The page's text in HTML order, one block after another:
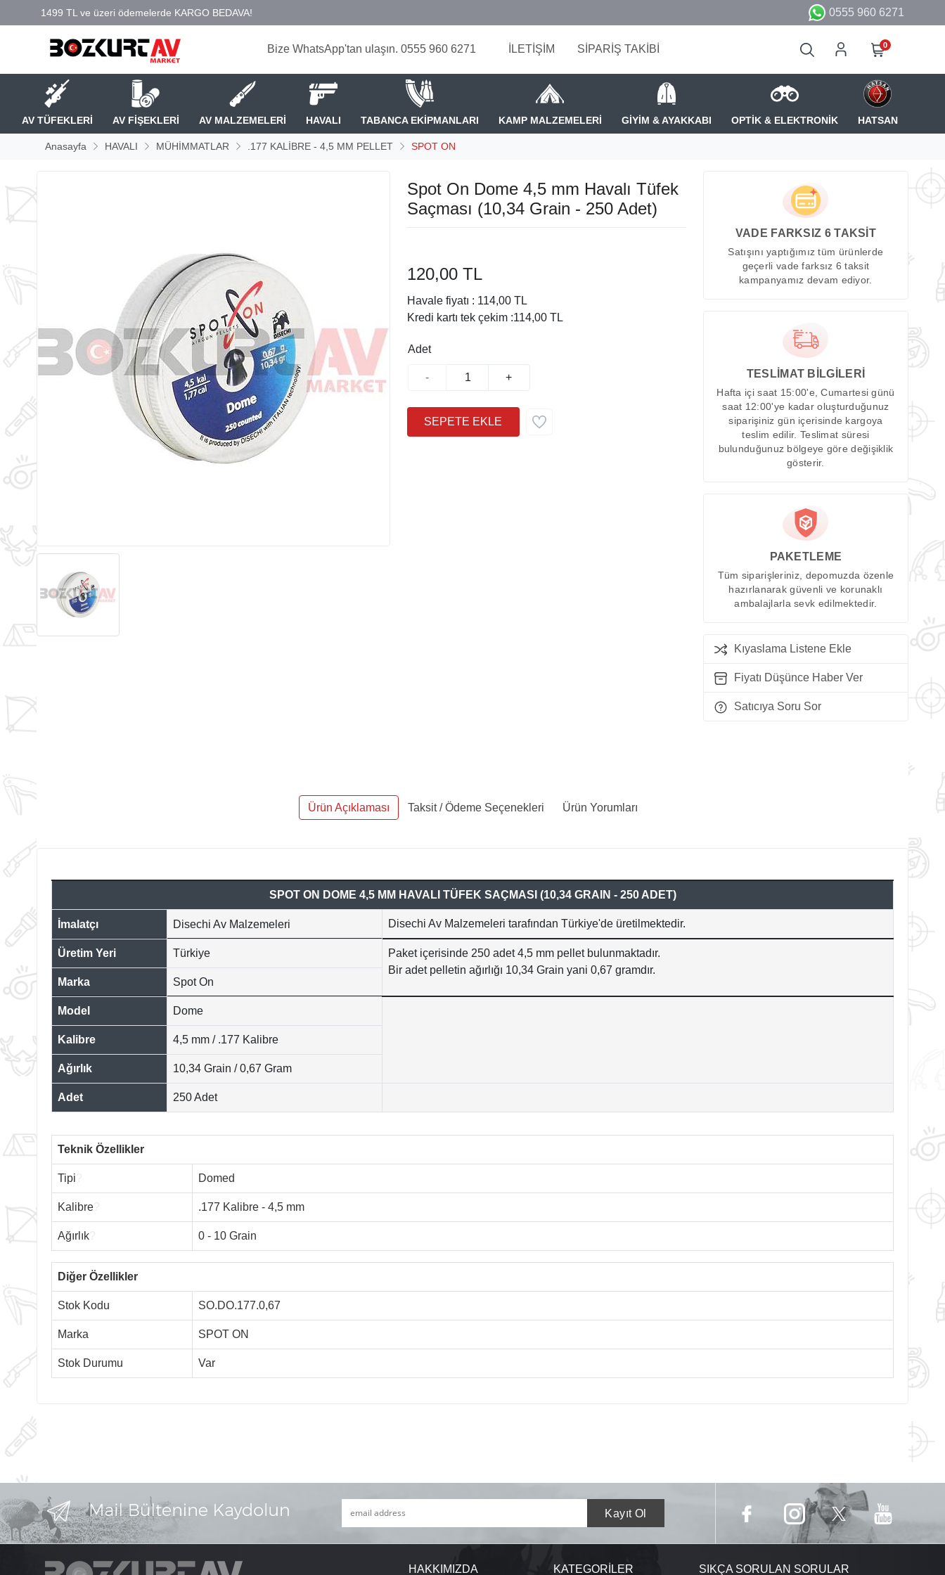
0555 960 6271
Bize WhatsApp'tan ulaşın. 0555 960 6271 İLETİŞİM SİPARİŞ TAKİBİ 0
AV TÜFEKLERİ AV FİŞEKLERİ AV MALZEMELERİ HAVALI TABANCA EKİPMANLARI KAMP MALZEMELERİ GİYİM & AYAKKABI OPTİK & ELEKTRONİK HATSAN
Anasayfa HAVALI MÜHİMMATLAR .177 KALİBRE - 4,5 MM PELLET SPOT ON
Spot On Dome 4,5 mm Havalı Tüfek
Saçması (10,34 Grain - 250 Adet)
120,00 TL
Havale fiyatı : 114,00 TL
Kredi kartı tek çekim :114,00 TL
Adet
- +
VADE FARKSIZ 6 TAKSİT
Satışını yaptığımız tüm ürünlerde
geçerli vade farksız 6 taksit
kampanyamız devam ediyor.
TESLİMAT BİLGİLERİ
Hafta içi saat 15:00'e, Cumartesi günü
saat 12:00'ye kadar oluşturduğunuz
siparişiniz gün içerisinde kargoya
teslim edilir. Teslimat süresi
bulunduğunuz bölgeye göre değişiklik
gösterir.
PAKETLEME
Tüm siparişleriniz, depomuzda özenle
hazırlanarak güvenli ve korunaklı
ambalajlarla sevk edilmektedir.
Kıyaslama Listene Ekle
Fiyatı Düşünce Haber Ver
Satıcıya Soru Sor
Ürün Açıklaması Taksit / Ödeme Seçenekleri Ürün Yorumları
SPOT ON DOME 4,5 MM HAVALI TÜFEK SAÇMASI (10,34 GRAIN - 250 ADET)
İmalatçı Disechi Av Malzemeleri Disechi Av Malzemeleri tarafından Türkiye'de üretilmektedir.
Üretim Yeri Türkiye
Paket içerisinde 250 adet 4,5 mm pellet bulunmaktadır.
Bir adet pelletin ağırlığı 10,34 Grain yani 0,67 gramdır.
Marka
Spot On
Model Dome
Kalibre 4,5 mm / .177 Kalibre
Ağırlık 10,34 Grain / 0,67 Gram
Adet 250 Adet
Teknik Özellikler
Tipi Domed
Kalibre .177 Kalibre - 4,5 mm
Ağırlık 0 - 10 Grain
Diğer Özellikler
Stok Kodu SO.DO.177.0,67
Marka SPOT ON
Stok Durumu Var
HAKKIMIZDA KATEGORİLER SIKÇA SORULAN SORULAR